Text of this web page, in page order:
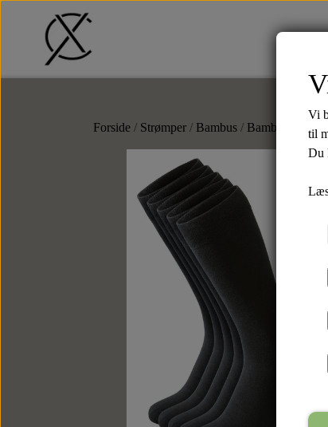
Bælter
Læderbælter
Tekstilbælter
Tilbehør
Butterflys
Slipsenåle
Punge
Kortholdere
Forside Strømper Bambus Bambus
Vi
til
Du